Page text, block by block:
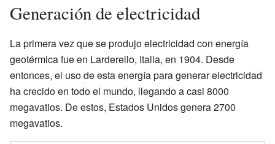
Generación de electricidad
La primera vez que se produjo electricidad con energía
geotérmica fue en Larderello, Italia, en 1904. Desde
entonces, el uso de esta energía para generar electricidad
ha crecido en todo el mundo, llegando a casi 8000
megavatios. De estos, Estados Unidos genera 2700
megavatios.